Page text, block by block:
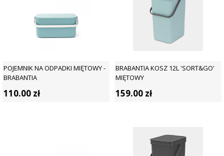
POJEMNIK NA ODPADKI MIĘTOWY -
BRABANTIA
110.00 zł
BRABANTIA KOSZ 12L 'SORT&GO'
MIĘTOWY
159.00 zł